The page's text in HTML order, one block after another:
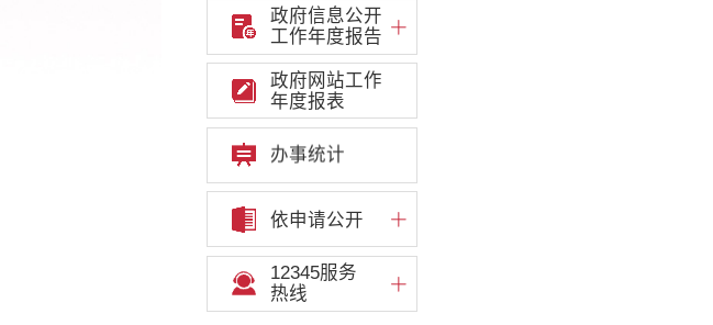
部门信息公开基本目录
重大项目
重点领域责任部门信息公开
政府信息公开
工作年度报告
政府网站工作
年度报表
办事统计
依申请公开
12345服务
热线